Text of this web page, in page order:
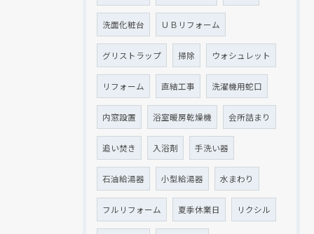
洗面化粧台 ＵＢリフォーム
グリストラップ 掃除 ウォシュレット
リフォーム 直結工事 洗濯機用蛇口
内窓設置 浴室暖房乾燥機 会所詰まり
追い焚き 入浴剤 手洗い器
石油給湯器 小型給湯器 水まわり
フルリフォーム 夏季休業日 リクシル
現在、新聞に入っている折込チラシです。
クリックでチラシのページにジャンプします
現在、新聞に入っている折込チラシです。
クリックでチラシのページにジャンプします